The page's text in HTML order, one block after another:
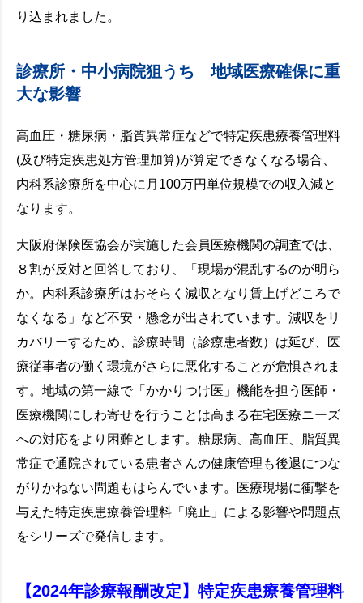
り込まれました。
診療所・中小病院狙うち 地域医療確保に重
大な影響
高血圧・糖尿病・脂質異常症などで特定疾患療養管理料
(及び特定疾患処方管理加算)が算定できなくなる場合、
内科系診療所を中心に月100万円単位規模での収入減と
なります。
大阪府保険医協会が実施した会員医療機関の調査では、
８割が反対と回答しており、「現場が混乱するのが明ら
か。内科系診療所はおそらく減収となり賃上げどころで
なくなる」など不安・懸念が出されています。減収をリ
カバリーするため、診療時間（診療患者数）は延び、医
療従事者の働く環境がさらに悪化することが危惧されま
す。地域の第一線で「かかりつけ医」機能を担う医師・
医療機関にしわ寄せを行うことは高まる在宅医療ニーズ
への対応をより困難とします。糖尿病、高血圧、脂質異
常症で通院されている患者さんの健康管理も後退につな
がりかねない問題もはらんでいます。医療現場に衝撃を
与えた特定疾患療養管理料「廃止」による影響や問題点
をシリーズで発信します。
【2024年診療報酬改定】特定疾患療養管理料